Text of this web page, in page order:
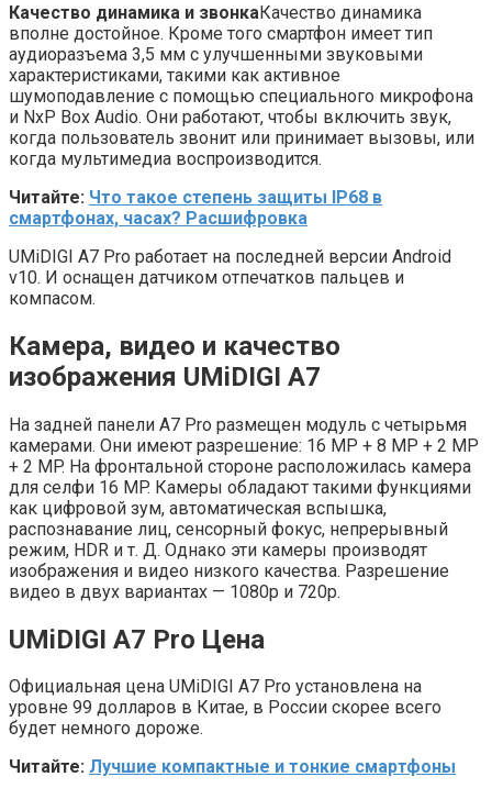
Качество динамика и звонкаКачество динамика
вполне достойное. Кроме того смартфон имеет тип
аудиоразъема 3,5 мм с улучшенными звуковыми
характеристиками, такими как активное
шумоподавление с помощью специального микрофона
и NxP Box Audio. Они работают, чтобы включить звук,
когда пользователь звонит или принимает вызовы, или
когда мультимедиа воспроизводится.
Читайте: Что такое степень защиты IP68 в
смартфонах, часах? Расшифровка
UMiDIGI A7 Pro работает на последней версии Android
v10. И оснащен датчиком отпечатков пальцев и
компасом.
Камера, видео и качество
изображения UMiDIGI A7
На задней панели A7 Pro размещен модуль с четырьмя
камерами. Они имеют разрешение: 16 MP + 8 MP + 2 MP
+ 2 MP. На фронтальной стороне расположилась камера
для селфи 16 MP. Камеры обладают такими функциями
как цифровой зум, автоматическая вспышка,
распознавание лиц, сенсорный фокус, непрерывный
режим, HDR и т. Д. Однако эти камеры производят
изображения и видео низкого качества. Разрешение
видео в двух вариантах — 1080p и 720p.
UMiDIGI A7 Pro Цена
Официальная цена UMiDIGI A7 Pro установлена ​​на
уровне 99 долларов в Китае, в России скорее всего
будет немного дороже.
Читайте: Лучшие компактные и тонкие смартфоны